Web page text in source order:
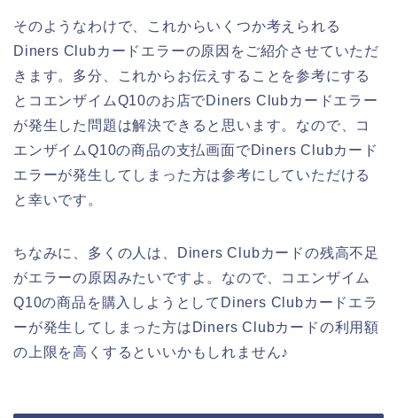
そのようなわけで、これからいくつか考えられる
Diners Clubカードエラーの原因をご紹介させていただ
きます。多分、これからお伝えすることを参考にする
とコエンザイムQ10のお店でDiners Clubカードエラー
が発生した問題は解決できると思います。なので、コ
エンザイムQ10の商品の支払画面でDiners Clubカード
エラーが発生してしまった方は参考にしていただける
と幸いです。
ちなみに、多くの人は、Diners Clubカードの残高不足
がエラーの原因みたいですよ。なので、コエンザイム
Q10の商品を購入しようとしてDiners Clubカードエラ
ーが発生してしまった方はDiners Clubカードの利用額
の上限を高くするといいかもしれません♪